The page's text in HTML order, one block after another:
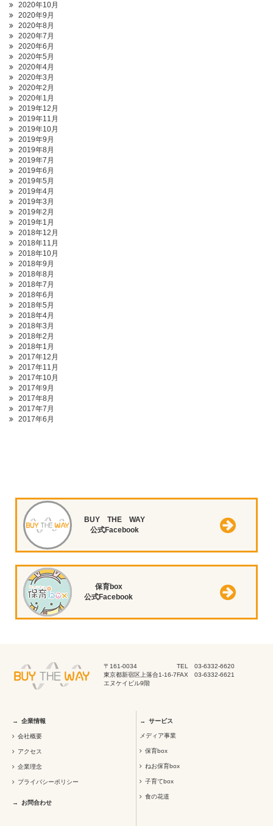
2020年10月
2020年9月
2020年8月
2020年7月
2020年6月
2020年5月
2020年4月
2020年3月
2020年2月
2020年1月
2019年12月
2019年11月
2019年10月
2019年9月
2019年8月
2019年7月
2019年6月
2019年5月
2019年4月
2019年3月
2019年2月
2019年1月
2018年12月
2018年11月
2018年10月
2018年9月
2018年8月
2018年7月
2018年6月
2018年5月
2018年4月
2018年3月
2018年2月
2018年1月
2017年12月
2017年11月
2017年10月
2017年9月
2017年8月
2017年7月
2017年6月
BUY THE WAY
公式Facebook
保育box
公式Facebook
〒161-0034
東京都新宿区上落合1-16-7
エヌケイビル9階
TEL 03-6332-6620
FAX 03-6332-6621
企業情報
会社概要
アクセス
企業理念
プライバシーポリシー
お問合わせ
サービス
メディア事業
保育box
ねお保育box
子育てbox
食の花道